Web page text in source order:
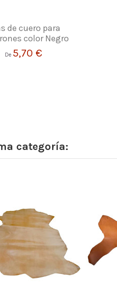
de cuero para
color Negro
De 5,70 €
categoría: